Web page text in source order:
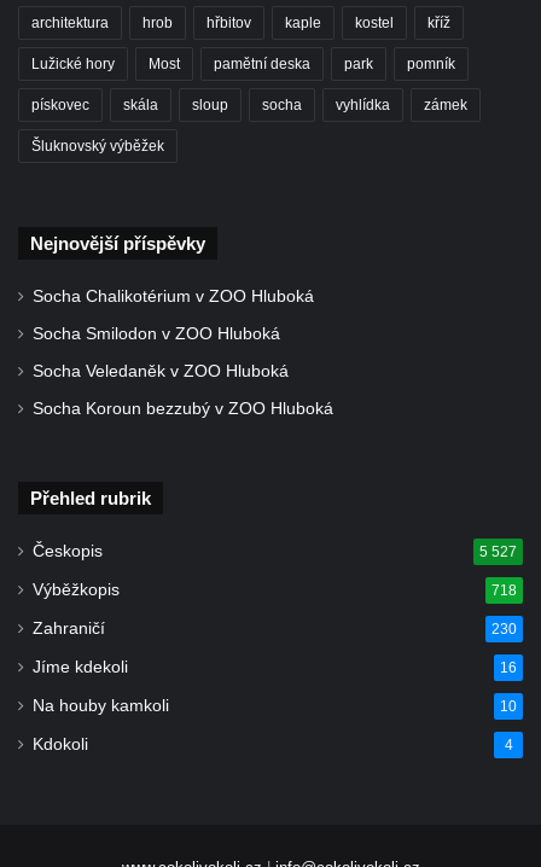
architektura hrob hřbitov kaple kostel kříž
Lužické hory Most pamětní deska park pomník
pískovec skála sloup socha vyhlídka zámek
Šluknovský výběžek
Nejnovější příspěvky
Socha Chalikotérium v ZOO Hluboká
Socha Smilodon v ZOO Hluboká
Socha Veledaněk v ZOO Hluboká
Socha Koroun bezzubý v ZOO Hluboká
Přehled rubrik
Českopis 5 527
Výběžkopis 718
Zahraničí 230
Jíme kdekoli 16
Na houby kamkoli 10
Kdokoli 4